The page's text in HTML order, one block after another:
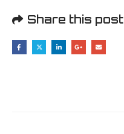
Share this post